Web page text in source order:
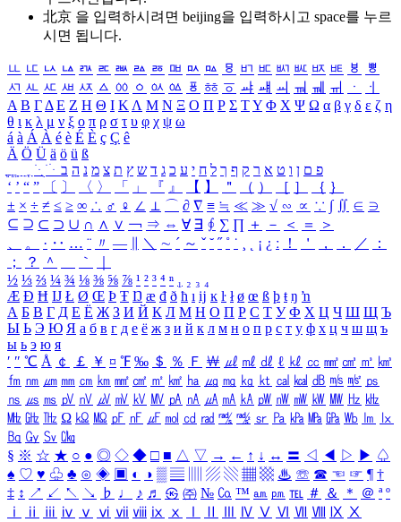
北京 을 입력하시려면 beijing을 입력하시고 space를 누르
시면 됩니다.
ㅥ ㅦ ㅧ ㅨ ㅩ ㅪ ㅫ ㅬ ㅭ ㅮ ㅯ ㅰ ㅱ ㅲ ㅳ ㅴ ㅵ ㅶ ㅷ ㅸ
ㅹ
ㅺ ㅻ ㅼ ㅽ ㅾ ㅿ ㆀ ㆁ ㆂ ㆃ ㆄ ㆅ ㆆ ㆇ ㆈ ㆉ ㆊ ㆋ ㆌ ㆍ
ㆎ
Α Β ΓΔ Ε Ζ Η Θ Ι ΚΛ Μ Ν Ξ Ο Π Ρ Σ ΤΥ Φ Χ Ψ Ω α β γ δ ε ζ η
θ ι κ λ μ ν ξ ο π ρ σ τ υ φ χ ψ ω
á à Á À é è É È ç Ç ê
Ä Ö Ü ä ö ü ß
ִֶֹ ֻּ ׁׂ פ ם ן ו ט א ר ק ף ך ל ח י ע כ ג ד ש ץ ת צ מ נ ה ב
‘ ’ “ ” 〔 〕 〈 〉 「 」 『 』 【 】 ＂ （ ） ［ ］ ｛ ｝
± × ÷ ≠ ≤ ≥ ∞ ∴ ♂ ♀ ∠ ⊥ ⌒ ∂ ∇ ≡ ≒ ≪ ≫ √ ∽ ∝ ∵ ∫ ∬ ∈ ∋
⊆ ⊇ ⊂ ⊃ ∪ ∩ ∧ ∨ ￢ ⇒ ⇔ ∀ ∃ ∮ ∑ ∏ ＋ － ＜ ＝
＞
、
。 · ‥ … ¨ 〃 ― ＼ ∼ ´ ～ ˇ ˘ ˝ ˚ ˙ ¸ ¡ ¿ ː ！ ＇ ， ． ／
：
；
？ ＾ ｀
½ ⅓ ⅔ ¼ ¾ ⅛ ⅜ ⅝ ⅞ ¹ ² ³ ⁴ ⁿ ₁ ₂ ₃ ₄
Æ Ð Ħ Ĳ Ł Ø Œ Þ Ŧ Ŋ æ đ ð ħ ı ĳ ĸ ŀ ł ø œ ß þ ŧ ŋ ŉ
А Б В Г Д Е Ё Ж З И Й К Л М Н О П Р С Т У Ф Х Ц Ч Ш Щ Ъ
Ы Ь Э Ю Я а б в г д е ё ж з и й к л м н о п р с т у ф х ц ч ш щ ъ
ы ь э ю я
′ ″ ℃ Å ￠ ￡ ￥ ¤ ℉ ‰ ＄ ％ Ｆ ￦ ㎕ ㎖ ㎗ ℓ ㎘ ㏄ ㎣ ㎤ ㎥ ㎦
㎙ ㎚ ㎛ ㎜ ㎝ ㎞ ㎟ ㎠ ㎡ ㎢ ㏊ ㎍ ㎎ ㎏ ㏏ ㎈ ㎉ ㏈ ㎧ ㎨ ㎰
㎱ ㎲ ㎳ ㎴ ㎵ ㎶ ㎷ ㎸ ㎹ ㎀ ㎁ ㎂ ㎃ ㎄ ㎺ ㎻ ㎽ ㎾ ㎿ ㎐ ㎑
㎒ ㎓ ㎔ Ω ㏀ ㏁ ㎊ ㎋ ㎌ ㏖ ㏅ ㎭ ㎮ ㎯ ㏛ ㎩ ㎪ ㎫ ㎬ ㏝ ㏐
㏓
㏃ ㏉ ㏜ ㏆
§ ※ ☆ ★ ○ ● ◎ ◇ ◆ □ ■ △ ▽ → ← ↑ ↓ ↔ 〓 ◁ ◀ ▷ ▶ ♤
♠ ♡ ♥ ♧ ♣ ⊙ ◈ ▣ ◐ ◑ ▒ ▤ ▨ ▧ ▦ ▩ ♨ ☏ ☎ ☜ ☞ ¶ †
‡ ↕ ↗ ↙ ↖ ↘ ♭ ♩ ♪ ♬ ㉿ ㈜ № ㏇ ™ ㏂ ㏘ ℡ ＃ ＆ ＊ ＠ ª º
ⅰ
ⅱ ⅲ ⅳ ⅴ ⅵ ⅶ ⅷ ⅸ ⅹ Ⅳ Ⅴ Ⅵ Ⅶ Ⅷ Ⅸ Ⅹ